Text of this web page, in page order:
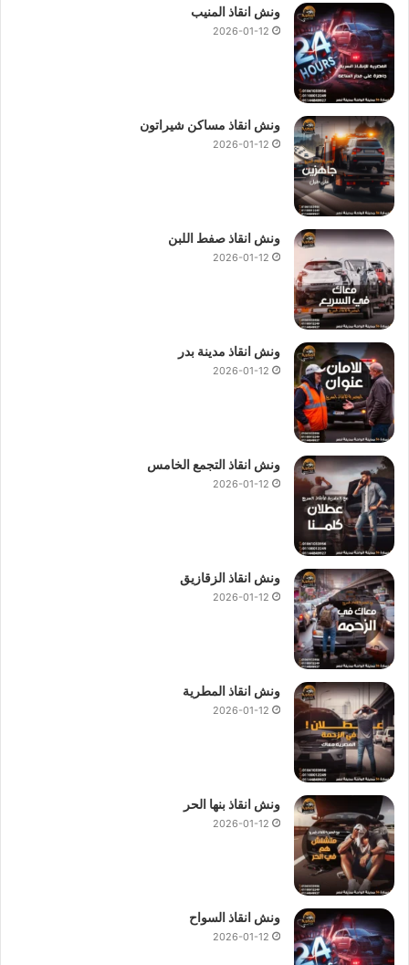
ونش انقاذ المنيب
2026-01-12
ونش انقاذ مساكن شيراتون
2026-01-12
ونش انقاذ صفط اللبن
2026-01-12
ونش انقاذ مدينة بدر
2026-01-12
ونش انقاذ التجمع الخامس
2026-01-12
ونش انقاذ الزقازيق
2026-01-12
ونش انقاذ المطرية
2026-01-12
ونش انقاذ بنها الحر
2026-01-12
ونش انقاذ السواح
2026-01-12